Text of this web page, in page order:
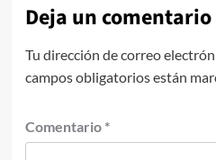
Deja un comentario
Tu dirección de correo
campos obligatorios están
Comentario *